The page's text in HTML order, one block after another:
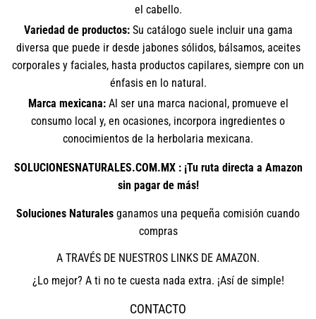
el cabello.
Variedad de productos:Su catálogo suele incluir una gama
diversa que puede ir desde jabones sólidos, bálsamos, aceites
corporales y faciales, hasta productos capilares, siempre con un
énfasis en lo natural.
Marca mexicana:Al ser una marca nacional, promueve el
consumo local y, en ocasiones, incorpora ingredientes o
conocimientos de la herbolaria mexicana.
SOLUCIONESNATURALES.COM.MX : ¡Tu ruta directa a Amazon
sin pagar de más!
Soluciones Naturales ganamos una pequeña comisión cuando
compras
A TRAVÉS DE NUESTROS LINKS DE AMAZON.
¿Lo mejor? A ti no te cuesta nada extra. ¡Así de simple!
CONTACTO